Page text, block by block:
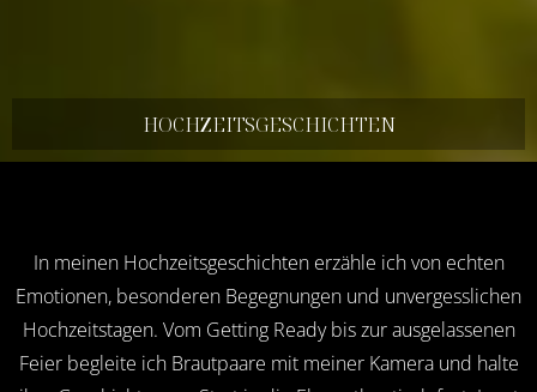
HOCHZEITS­GESCHICHTEN
In meinen Hochzeitsgeschichten erzähle ich von echten
Emotionen, besonderen Begegnungen und unvergesslichen
Hochzeitstagen. Vom Getting Ready bis zur ausgelassenen
Feier begleite ich Brautpaare mit meiner Kamera und halte